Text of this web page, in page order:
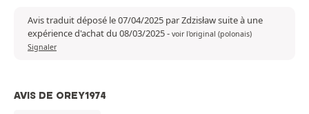
Avis traduit déposé le 07/04/2025 par Zdzisław suite à une
expérience d'achat du 08/03/2025- voir l'original (polonais)
Signaler
AVIS DE OREY1974